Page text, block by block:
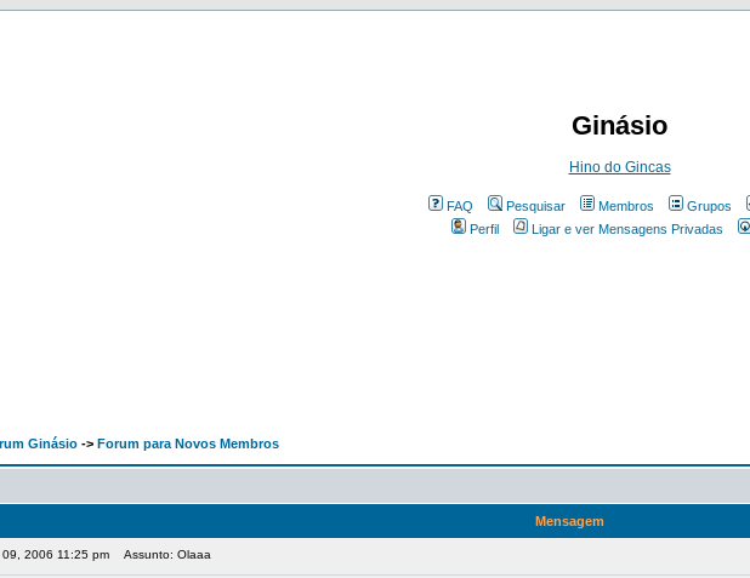
Ginásio
Hino do Gincas
FAQ Pesquisar Membros
Grupos
Perfil
Ligar e ver Mensagens Privadas
Ginásio -> Forum para Novos Membros
Mensagem
2006 11:25 pm Assunto: Olaaa